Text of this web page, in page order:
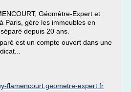
Géomètre-Expert et
Paris, gère les immeubles en
depuis 20 ans.
est un compte ouvert dans une
flamencourt.geometre-expert.fr